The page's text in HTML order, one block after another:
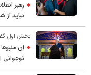
رهبر
نباید
بخش اول گفت
آن منبرها
نوجوانی
اسلام